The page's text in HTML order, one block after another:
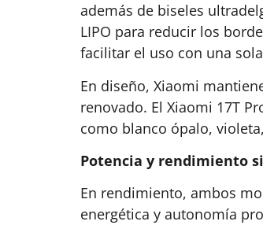
además de biseles
LIPO para reducir los
facilitar el uso con una
En diseño, Xiaomi
renovado. El Xiaomi 17T
como blanco ópalo,
Potencia y rendimiento
En rendimiento, ambos
energética y autonomía